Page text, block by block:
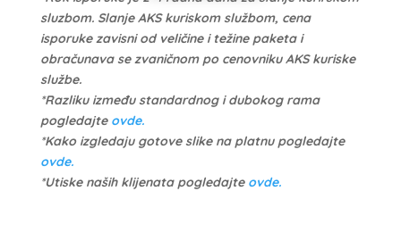
sluzbom. Slanje AKS kuriskom službom, cena
isporuke zavisni od veličine i težine paketa i
obračunava se zvaničnom po cenovniku AKS kuriske
službe.
*Razliku između standardnog i dubokog rama
pogledajte ovde.
*Kako izgledaju gotove slike na platnu pogledajte
ovde.
*Utiske naših klijenata pogledajte ovde.